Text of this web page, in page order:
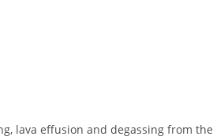
lava effusion and degassing from the